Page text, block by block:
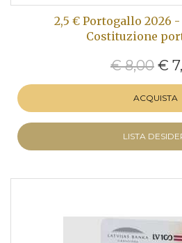
2,5 € Portogallo 2026
Costituzione
€ 8,00 €
ACQUISTA
LISTA